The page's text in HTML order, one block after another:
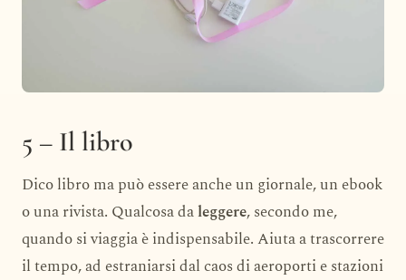
5 – Il libro
Dico libro ma può essere anche un giornale, un ebook
o una rivista. Qualcosa daleggere, secondo me,
quando si viaggia è indispensabile. Aiuta a trascorrere
il tempo, ad estraniarsi dal caos di aeroporti e stazioni